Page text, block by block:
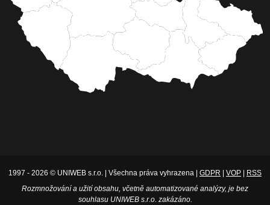
1997 - 2026 © UNIWEB s.r.o. | Všechna práva vyhrazena | GDPR VOP
RSS
Rozmnožování a užití obsahu, včetně automatizované analýzy, je bez
souhlasu UNIWEB s.r.o. zakázáno.